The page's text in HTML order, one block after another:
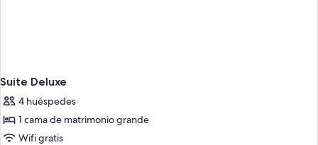
Suite Deluxe
4 huéspedes
1 cama de matrimonio grande
Wifi gratis